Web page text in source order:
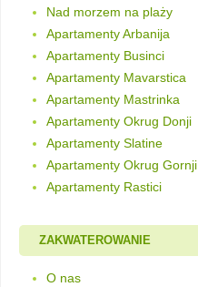
Nad morzem na plaży
Apartamenty Arbanija
Apartamenty Businci
Apartamenty Mavarstica
Apartamenty Mastrinka
Apartamenty Okrug Donji
Apartamenty Slatine
Apartamenty Okrug Gornji
Apartamenty Rastici
ZAKWATEROWANIE
O nas